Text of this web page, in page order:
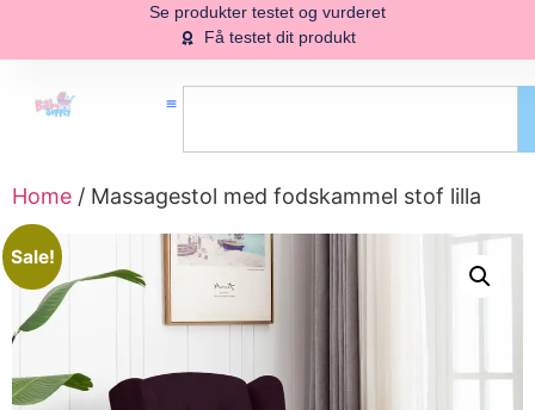
Se produkter testet og vurderet
Få testet dit produkt
Home / Massagestol med fodskammel stof lilla
Sale!